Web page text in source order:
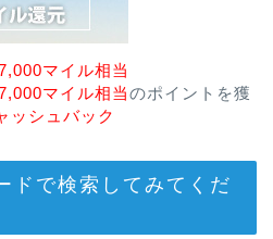
マイル相当
マイル相当のポイントを獲
ッシュバック
ドで検索してみてくだ